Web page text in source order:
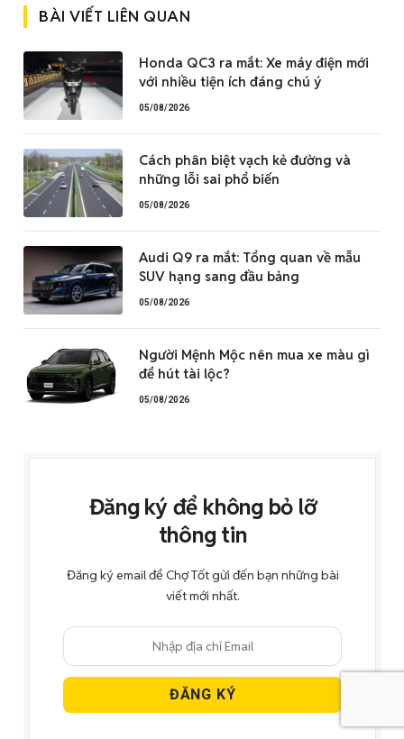
BÀI VIẾT LIÊN QUAN
Honda QC3 ra mắt: Xe máy điện mới
với nhiều tiện ích đáng chú ý
05/08/2026
Cách phân biệt vạch kẻ đường và
những lỗi sai phổ biến
05/08/2026
Audi Q9 ra mắt: Tổng quan về mẫu
SUV hạng sang đầu bảng
05/08/2026
Người Mệnh Mộc nên mua xe màu gì
để hút tài lộc?
05/08/2026
Đăng ký để không bỏ lỡ
thông tin
Đăng ký email để Chợ Tốt gửi đến bạn những bài
viết mới nhất.